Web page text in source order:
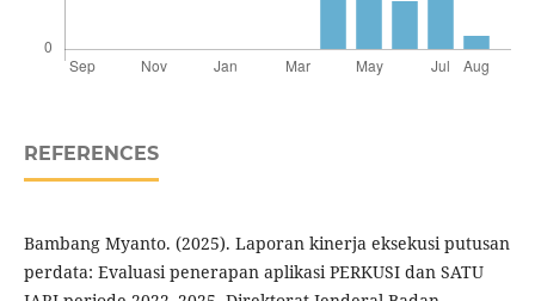
REFERENCES
Bambang Myanto. (2025). Laporan kinerja eksekusi putusan
perdata: Evaluasi penerapan aplikasi PERKUSI dan SATU